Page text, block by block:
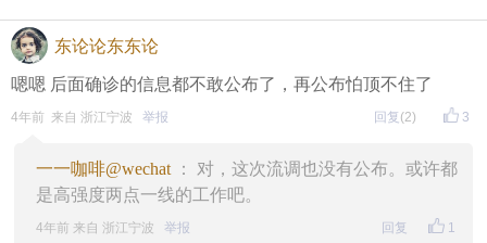
东论论东东论
嗯嗯 后面确诊的信息都不敢公布了，再公布怕顶不住了
3
4年前 来自 浙江宁波 举报 回复 (2)
一一咖啡@wechat ： 对，这次流调也没有公布。或许都
是高强度两点一线的工作吧。
1
4年前 来自 浙江宁波 举报 回复